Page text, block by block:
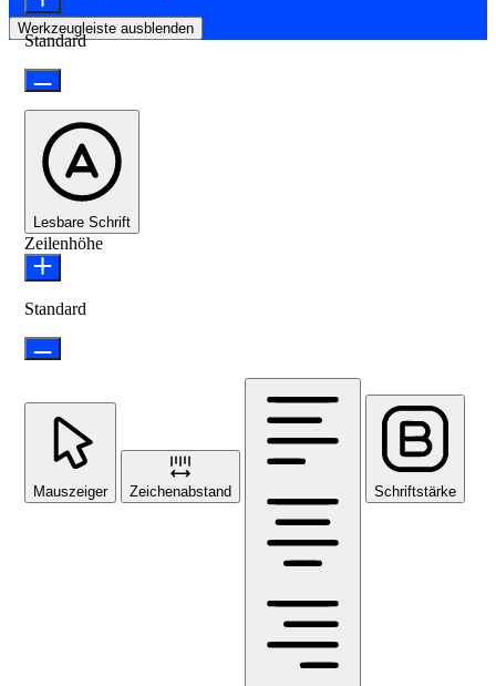
Werkzeugleiste ausblenden
Standard
Lesbare Schrift
Zeilenhöhe
Standard
Mauszeiger Zeichenabstand Schriftstärke